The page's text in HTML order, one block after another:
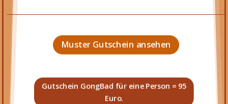
Muster Gutschein ansehen
Gutschein GongBad für eine Person = 95
Euro.